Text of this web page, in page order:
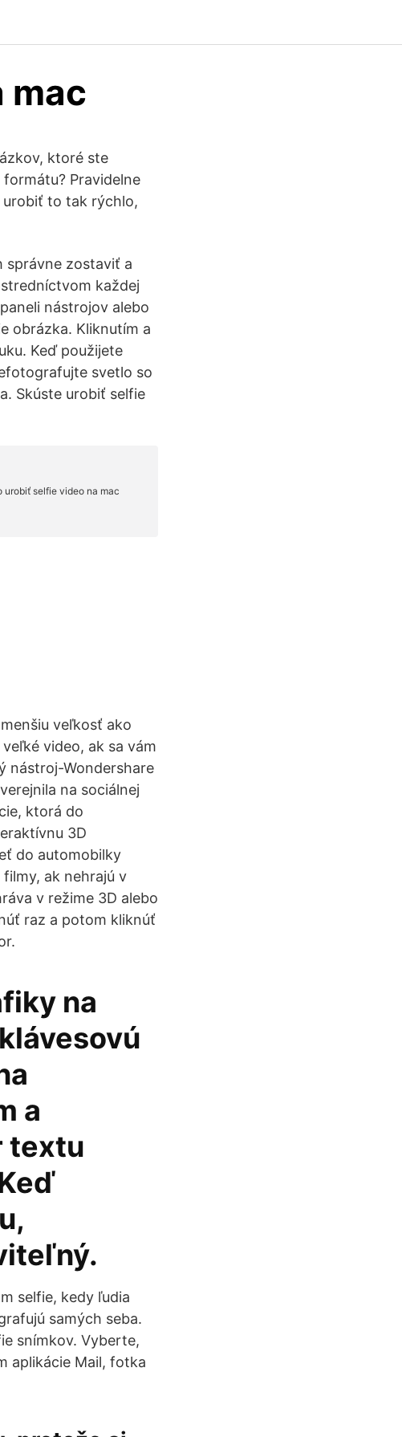
mac
ktoré ste
Pravidelne
urobiť to tak rýchlo,
správne zostaviť a
každej
nástrojov alebo
obrázka. Kliknutím a
Keď použijete
svetlo so
Skúste urobiť selfie
veľkosť ako
video, ak sa vám
nástroj-Wondershare
na sociálnej
ktorá do
3D
do automobilky
ak nehrajú v
v režime 3D alebo
raz a potom kliknúť
na
a
textu
selfie, kedy ľudia
samých seba.
snímkov. Vyberte,
aplikácie Mail, fotka